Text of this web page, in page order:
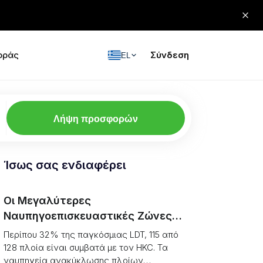
EL Σύνδεση
Λήψη προσφορών
Ίσως σας ενδιαφέρει
Οι Μεγαλύτερες
Ναυπηγοεπισκευαστικές Ζώνες
Ανακύκλωσης Πλοίων το 2026,
Κατάταξη (LDT έναντι
Περίπου 32% της παγκόσμιας LDT, 115 από
128 πλοία είναι συμβατά με τον HKC. Τα
ναυπηγεία ανακύκλωσης πλοίων